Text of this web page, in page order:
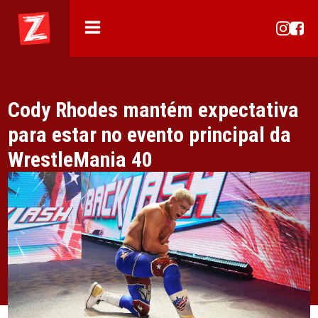
Cody Rhodes mantém expectativa
para estar no evento principal da
WrestleMania 40